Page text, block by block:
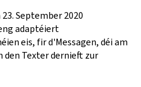
September 2020
adaptéiert
eis, fir d'Messagen, déi am
Texter dernieft zur